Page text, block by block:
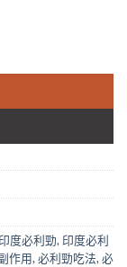
印度必利勁, 印度必利
作用, 必利勁吃法, 必